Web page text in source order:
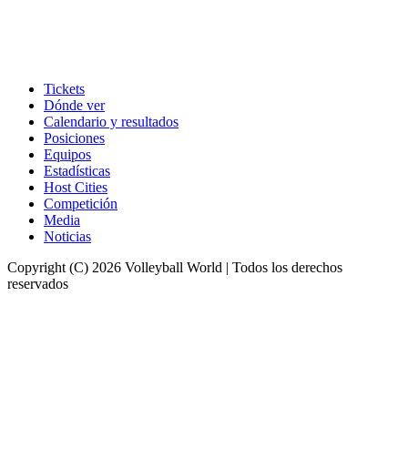
Tickets
Dónde ver
Calendario y resultados
Posiciones
Equipos
Estadísticas
Host Cities
Competición
Media
Noticias
Copyright (C) 2026 Volleyball World | Todos los derechos
reservados